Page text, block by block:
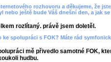
rozhovoru a děkujeme, že
nebo ještě bude Váš dnešní den, a jak
rozlítaný. právě jsem doletěl.
ke spolupráci s FOK? Máte rád
mě přivedlo samotné FOK,
hudbu.